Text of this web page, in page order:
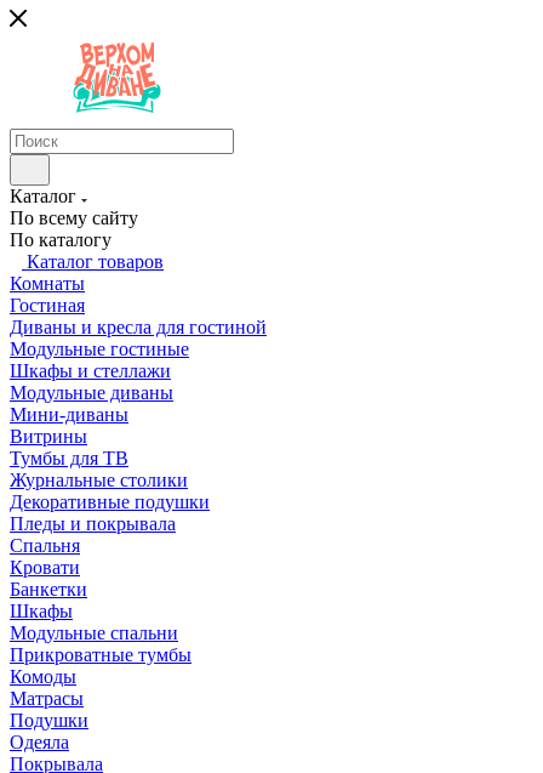
Каталог
По всему сайту
По каталогу
Каталог товаров
Комнаты
Гостиная
Диваны и кресла для гостиной
Модульные гостиные
Шкафы и стеллажи
Модульные диваны
Мини-диваны
Витрины
Тумбы для ТВ
Журнальные столики
Декоративные подушки
Пледы и покрывала
Спальня
Кровати
Банкетки
Шкафы
Модульные спальни
Прикроватные тумбы
Комоды
Матрасы
Подушки
Одеяла
Покрывала